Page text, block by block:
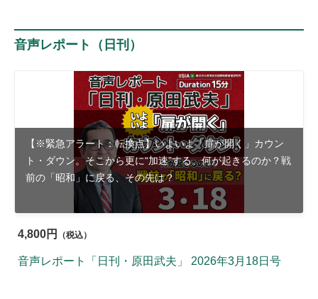
音声レポート（日刊）
【※緊急アラート：転換点】いよいよ「扉が開く」カウン
ト・ダウン。そこから更に“加速”する。何が起きるのか？戦
前の「昭和」に戻る、その先は？
4,800円 （税込）
音声レポート「日刊・原田武夫」 2026年3月18日号